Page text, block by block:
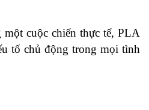
cuộc chiến thực tế, PLA
tố chủ động trong mọi tình